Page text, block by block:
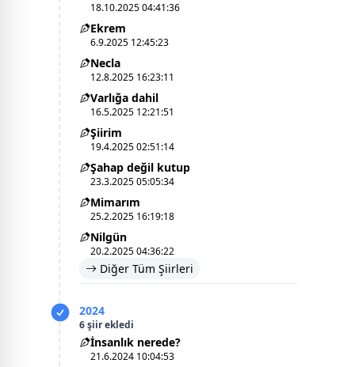
18.10.2025 04:41:36
Ekrem
6.9.2025 12:45:23
Necla
12.8.2025 16:23:11
Varlığa dahil
16.5.2025 12:21:51
Şiirim
19.4.2025 02:51:14
Şahap değil kutup
23.3.2025 05:05:34
Mimarım
25.2.2025 16:19:18
Nilgün
20.2.2025 04:36:22
Diğer Tüm Şiirleri
2024
6 şiir ekledi
İnsanlık nerede?
21.6.2024 10:04:53